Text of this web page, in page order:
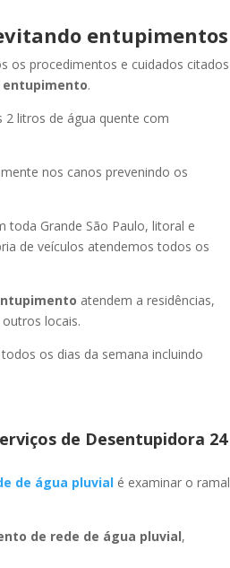
entupimentos
os procedimentos e cuidados citados
entupimento.
2 litros de água quente com
nos canos prevenindo os
toda Grande São Paulo, litoral e
de veículos atendemos todos os
atendem a residências,
locais.
os dias da semana incluindo
de Desentupidora 24
de água pluvialé examinar o ramal
de rede de água pluvial,